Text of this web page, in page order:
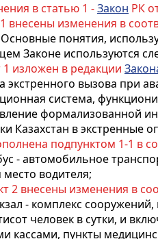
в статью 1 -Закон РК
внесены изменения в
Основные понятия,
Законе используются
1 изложен в редакции
экстренного вызова при
система,
формализованной
Казахстан в экстренные
подпунктом 1-1 в
- автомобильное
водителя;
2 внесены изменения в
- комплекс
человек в сутки, и
кассами, пункты